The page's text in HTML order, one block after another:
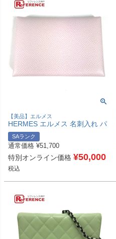
【美品】エルメス
HERMES エルメス 名刺入れ パ
スケース カルヴィデュオ カル
ヴィ デュオ カードケース 小
銭入れ 財布 コインケース 2つ
折り財布 エプソン レディース
モーヴペール ピンク 【中古】
SAランク
通常価格 ¥51,700
特別オンライン価格 ¥50,000
税込